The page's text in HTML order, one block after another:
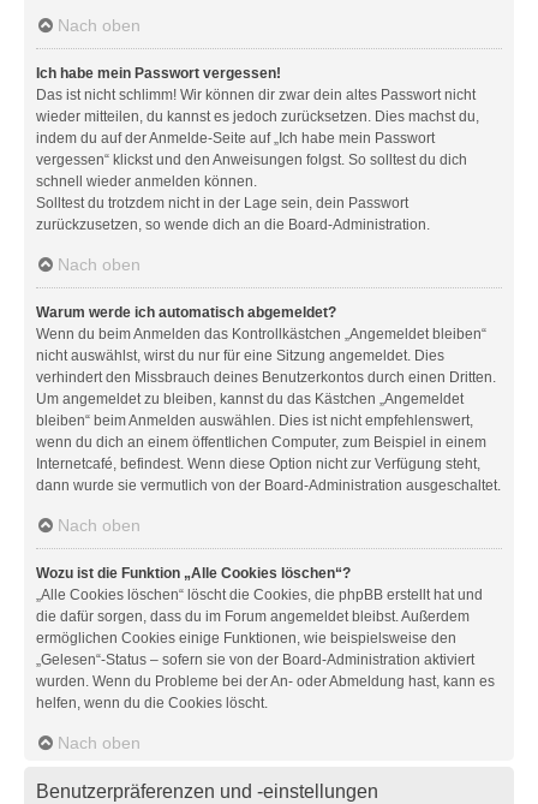
Nach oben
Ich habe mein Passwort vergessen!
Das ist nicht schlimm! Wir können dir zwar dein altes Passwort nicht
wieder mitteilen, du kannst es jedoch zurücksetzen. Dies machst du,
indem du auf der Anmelde-Seite auf „Ich habe mein Passwort
vergessen“ klickst und den Anweisungen folgst. So solltest du dich
schnell wieder anmelden können.
Solltest du trotzdem nicht in der Lage sein, dein Passwort
zurückzusetzen, so wende dich an die Board-Administration.
Nach oben
Warum werde ich automatisch abgemeldet?
Wenn du beim Anmelden das Kontrollkästchen „Angemeldet bleiben“
nicht auswählst, wirst du nur für eine Sitzung angemeldet. Dies
verhindert den Missbrauch deines Benutzerkontos durch einen Dritten.
Um angemeldet zu bleiben, kannst du das Kästchen „Angemeldet
bleiben“ beim Anmelden auswählen. Dies ist nicht empfehlenswert,
wenn du dich an einem öffentlichen Computer, zum Beispiel in einem
Internetcafé, befindest. Wenn diese Option nicht zur Verfügung steht,
dann wurde sie vermutlich von der Board-Administration ausgeschaltet.
Nach oben
Wozu ist die Funktion „Alle Cookies löschen“?
„Alle Cookies löschen“ löscht die Cookies, die phpBB erstellt hat und
die dafür sorgen, dass du im Forum angemeldet bleibst. Außerdem
ermöglichen Cookies einige Funktionen, wie beispielsweise den
„Gelesen“-Status – sofern sie von der Board-Administration aktiviert
wurden. Wenn du Probleme bei der An- oder Abmeldung hast, kann es
helfen, wenn du die Cookies löscht.
Nach oben
Benutzerpräferenzen und -einstellungen